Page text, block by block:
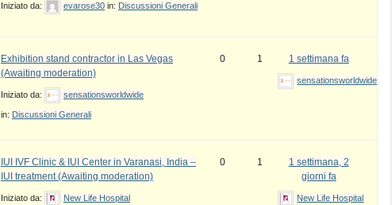
Iniziato da: evarose30 in: Discussioni Generali
Exhibition stand contractor in Las Vegas
(Awaiting moderation)
Iniziato da: sensationsworldwide
in: Discussioni Generali
0 1 1 settimana fa
sensationsworldwide
IUI IVF Clinic & IUI Center in Varanasi, India –
IUI treatment (Awaiting moderation)
Iniziato da: New Life Hospital
0 1
1 settimana, 2
giorni fa
New Life Hospital